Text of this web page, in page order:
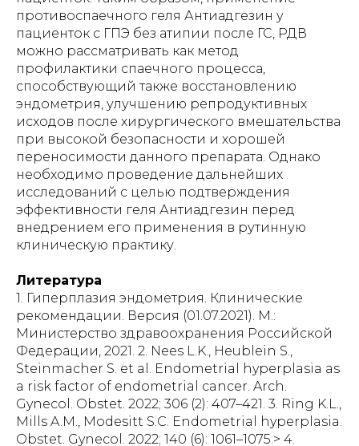
Литература
1. Гиперплазия эндометрия. Клинические
рекомендации. Версия (01.07.2021). М.:
Министерство здравоохранения Российской
Федерации, 2021. 2. Nees L.K., Heublein S.,
Steinmacher S. et al. Endometrial hyperplasia as
a risk factor of endometrial cancer. Arch.
Gynecol. Obstet. 2022; 306 (2): 407–421. 3. Ring K.L.,
Mills A.M., Modesitt S.C. Endometrial hyperplasia.
Obstet. Gynecol. 2022; 140 (6): 1061–1075.> 4.